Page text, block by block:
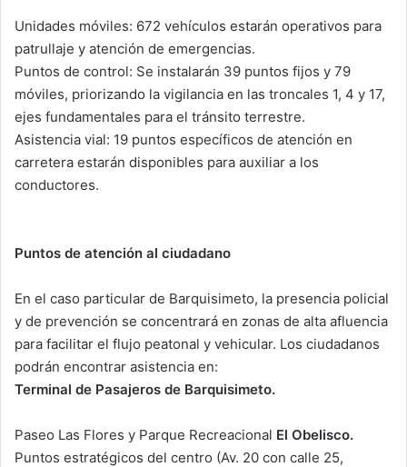
Unidades móviles: 672 vehículos estarán operativos para
patrullaje y atención de emergencias.
Puntos de control: Se instalarán 39 puntos fijos y 79
móviles, priorizando la vigilancia en las troncales 1, 4 y 17,
ejes fundamentales para el tránsito terrestre.
Asistencia vial: 19 puntos específicos de atención en
carretera estarán disponibles para auxiliar a los
conductores.
Puntos de atención al ciudadano
En el caso particular de Barquisimeto, la presencia policial
y de prevención se concentrará en zonas de alta afluencia
para facilitar el flujo peatonal y vehicular. Los ciudadanos
podrán encontrar asistencia en:
Terminal de Pasajeros de Barquisimeto.
Paseo Las Flores y Parque Recreacional El Obelisco.
Puntos estratégicos del centro (Av. 20 con calle 25,